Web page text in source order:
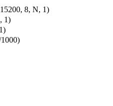
8, N, 1)
1)